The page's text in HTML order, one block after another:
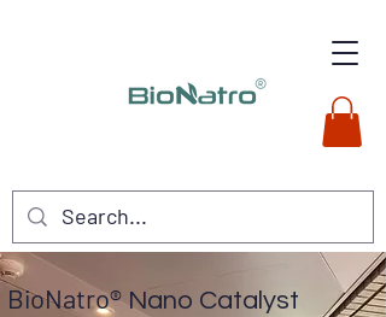
BioNatro®Nano Catalyst